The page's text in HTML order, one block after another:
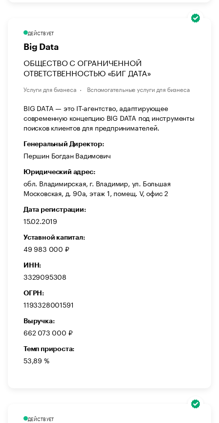
ДЕЙСТВУЕТ
Big Data
ОБЩЕСТВО С ОГРАНИЧЕННОЙ
ОТВЕТСТВЕННОСТЬЮ «БИГ ДАТА»
Услуги для бизнеса Вспомогательные услуги для бизнеса
BIG DATA — это IT-агентство, адаптирующее
современную концепцию BIG DATA под инструменты
поисков клиентов для предпринимателей.
Генеральный Директор:
Першин Богдан Вадимович
Юридический адрес:
обл. Владимирская, г. Владимир, ул. Большая
Московская, д. 90а, этаж 1, помещ. V, офис 2
Дата регистрации:
15.02.2019
Уставной капитал:
49 983 000 ₽
ИНН:
3329095308
ОГРН:
1193328001591
Выручка:
662 073 000 ₽
Темп прироста:
53,89 %
ДЕЙСТВУЕТ